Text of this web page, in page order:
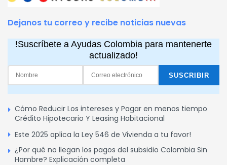
Dejanos tu correo y recibe noticias nuevas
!Suscríbete a Ayudas Colombia para mantenerte
actualizado!
Cómo Reducir Los intereses y Pagar en menos tiempo
Crédito Hipotecario Y Leasing Habitacional
Este 2025 aplica la Ley 546 de Vivienda a tu favor!
¿Por qué no llegan los pagos del subsidio Colombia Sin
Hambre? Explicación completa